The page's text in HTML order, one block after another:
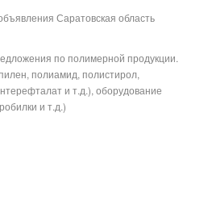
Сбросить фильтр
Саратовская область
по полимерной продукции.
полиамид, полистирол,
и т.д.), оборудование
и т.д.)